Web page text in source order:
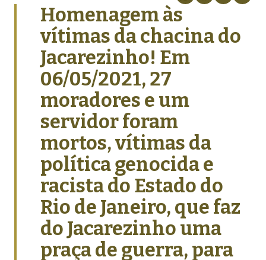
Homenagem às
vítimas da chacina do
Jacarezinho! Em
06/05/2021, 27
moradores e um
servidor foram
mortos, vítimas da
política genocida e
racista do Estado do
Rio de Janeiro, que faz
do Jacarezinho uma
praça de guerra, para